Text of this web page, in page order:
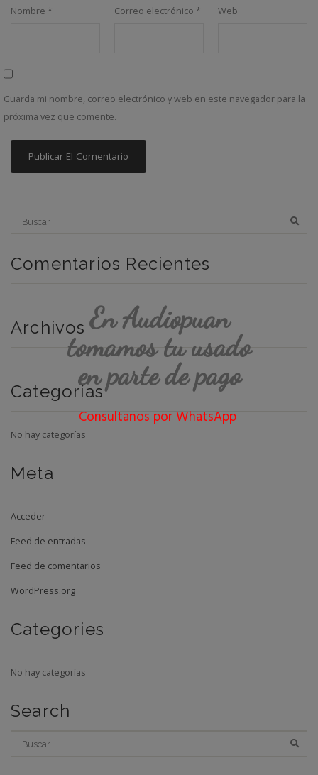
Nombre * Correo electrónico * Web
Guarda mi nombre, correo electrónico y web en este navegador para la
próxima vez que comente.
Comentarios Recientes
Archivos
Categorías
No hay categorías
Meta
Acceder
Feed de entradas
Feed de comentarios
WordPress.org
Categories
No hay categorías
Search
En Audiopuan
tomamos tu usado
en parte de pago
Consultanos por WhatsApp